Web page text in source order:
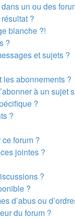
un ou des
?
blanche ?!
?
et sujets ?
abonnements ?
à un sujet
?
?
forum ?
jointes ?
?
?
d’abus ou
du forum ?